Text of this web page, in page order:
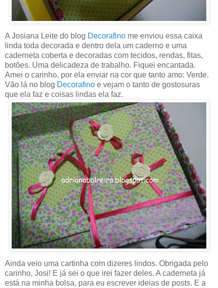
A Josiana Leite do blog Decorafino me enviou essa caixa
linda toda decorada e dentro dela um caderno e uma
caderneta coberta e decoradas com tecidos, rendas, fitas,
botões. Uma delicadeza de trabalho. Fiquei encantada.
Amei o carinho, por ela enviar na cor que tanto amo: Verde.
Vão lá no blog Decorafino e vejam o tanto de gostosuras
que ela faz e coisas lindas ela faz.
Ainda veio uma cartinha com dizeres lindos. Obrigada pelo
carinho, Josi! E já sei o que irei fazer deles. A caderneta já
está na minha bolsa, para eu escrever ideias de posts. E a